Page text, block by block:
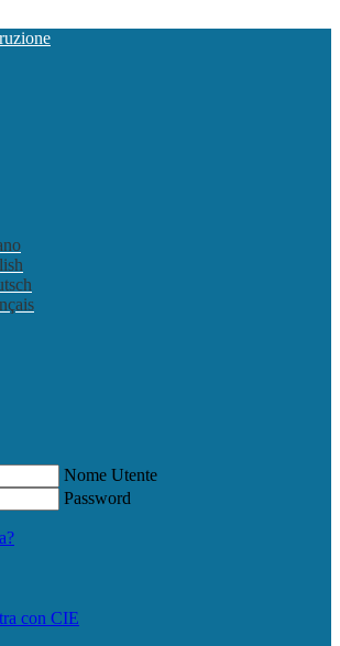
Nome Utente
Password
con CIE